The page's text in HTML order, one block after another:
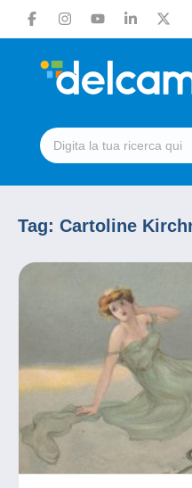
Tag: Cartoline